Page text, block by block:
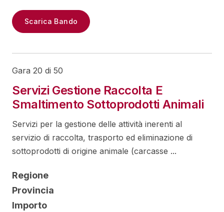
Scarica Bando
Gara 20 di 50
Servizi Gestione Raccolta E
Smaltimento Sottoprodotti Animali
Servizi per la gestione delle attività inerenti al
servizio di raccolta, trasporto ed eliminazione di
sottoprodotti di origine animale (carcasse ...
Regione
Provincia
Importo